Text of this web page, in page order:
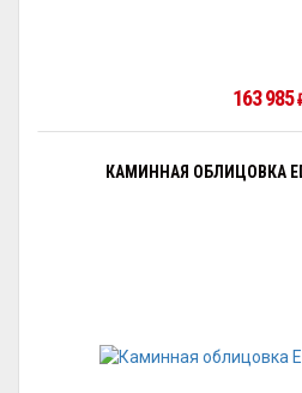
163 985
КАМИННАЯ ОБЛИЦОВКА